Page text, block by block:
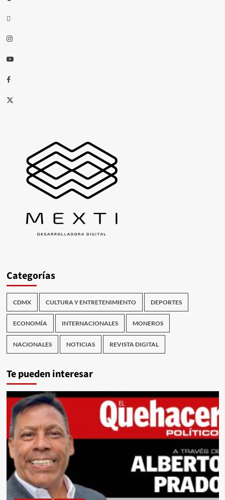
threads
Instagram
Youtube
Facebook
X
Categorías
CDMX CULTURA Y ENTRETENIMIENTO DEPORTES
ECONOMÍA INTERNACIONALES MONEROS
NACIONALES NOTICIAS REVISTA DIGITAL
Te pueden interesar